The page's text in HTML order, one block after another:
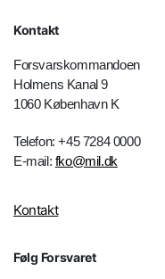
Kontakt
Forsvarskommandoen
Holmens Kanal 9
1060 København K
Telefon: +45 7284 0000
E-mail: fko@mil.dk
Kontakt
Følg Forsvaret